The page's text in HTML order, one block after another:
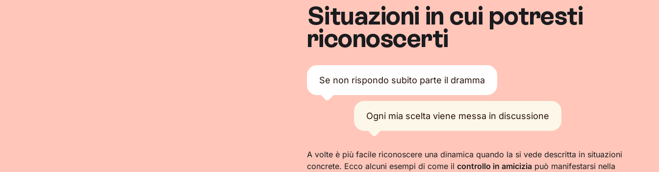
Situazioni in cui potresti
riconoscerti
Se non rispondo subito parte il dramma
Ogni mia scelta viene messa in discussione
A volte è più facile riconoscere una dinamica quando la si vede descritta in situazioni
concrete. Ecco alcuni esempi di come il controllo in amiciziapuò manifestarsi nella